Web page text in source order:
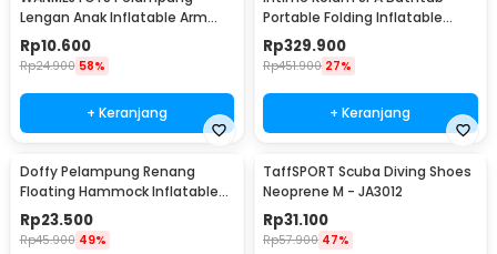
Lengan Anak Inflatable Arm
Band Rolls Up 1 Pair - SX001
Rp10.600
Rp24.900 58%
+ Keranjang
Portable Folding Inflatable
160x84x64cm - YT-038B
Rp329.900
Rp451.900 27%
+ Keranjang
Doffy Pelampung Renang
Floating Hammock Inflatable
Water Bed - FDJ21
Rp23.500
Rp45.900 49%
TaffSPORT Scuba Diving Shoes
Neoprene M - JA3012
Rp31.100
Rp57.900 47%